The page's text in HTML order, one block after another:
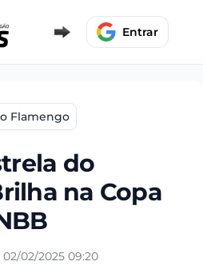
Entrar
Flamengo
do
na Copa
02/2025 09:20